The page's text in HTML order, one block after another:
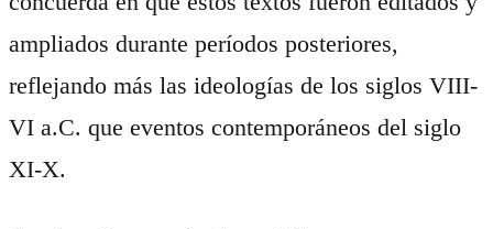
ampliados durante períodos posteriores,
reflejando más las ideologías de los siglos VIII-
VI a.C. que eventos contemporáneos del siglo
XI-X.